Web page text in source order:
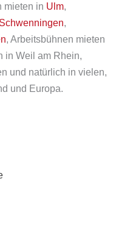
mieten in Ulm,
,
, Arbeitsbühnen mieten
in Weil am Rhein,
und natürlich in vielen,
und Europa.